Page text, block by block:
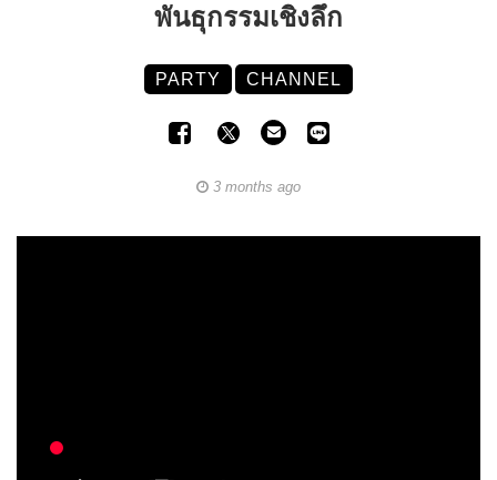
พันธุกรรมเชิงลึก
PARTY CHANNEL
3 months ago